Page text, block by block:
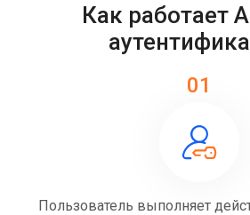
Как работает
01
Пользователь выполняет